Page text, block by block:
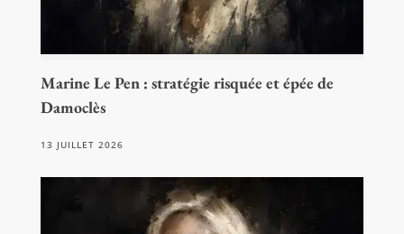
Marine Le Pen : stratégie risquée et épée de
Damoclès
13 JUILLET 2026